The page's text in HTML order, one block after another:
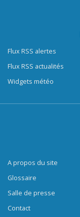
Flux RSS alertes
Flux RSS actualités
Widgets météo
A propos du site
Glossaire
Salle de presse
Contact